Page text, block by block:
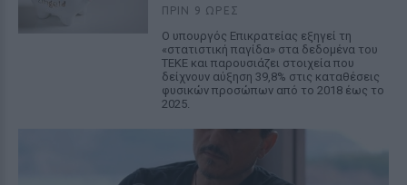
ΠΡΙΝ 9 ΏΡΕΣ
Ο υπουργός Επικρατείας εξηγεί τη
«στατιστική παγίδα» στα δεδομένα του
ΤΕΚΕ και παρουσιάζει στοιχεία που
δείχνουν αύξηση 39,8% στις καταθέσεις
φυσικών προσώπων από το 2018 έως το
2025.